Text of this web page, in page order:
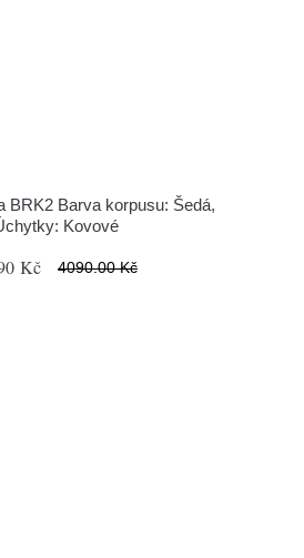
BRK2 Barva korpusu: Šedá,
Kovové
Kč 4090.00 Kč